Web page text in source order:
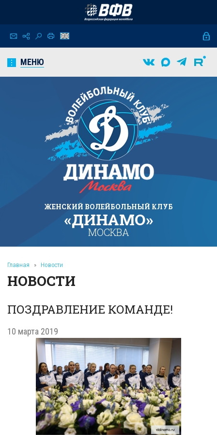
МЕНЮ
ЖЕНСКИЙ ВОЛЕЙБОЛЬНЫЙ КЛУБ
«ДИНАМО»
МОСКВА
Главная » Новости
НОВОСТИ
ПОЗДРАВЛЕНИЕ КОМАНДЕ!
10 марта 2019